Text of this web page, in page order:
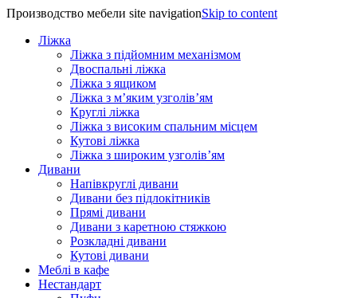
Производство мебели site navigationSkip to content
Ліжка
Ліжка з підйомним механізмом
Двоспальні ліжка
Ліжка з ящиком
Ліжка з м’яким узголів’ям
Круглі ліжка
Ліжка з високим спальним місцем
Кутові ліжка
Ліжка з широким узголів’ям
Дивани
Напівкруглі дивани
Дивани без підлокітників
Прямі дивани
Дивани з каретною стяжкою
Розкладні дивани
Кутові дивани
Меблі в кафе
Нестандарт